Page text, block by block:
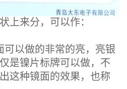
来分，可以作：
做的非常的亮，亮银
是镍片标牌可以做，不
这种镜面的效果，也称